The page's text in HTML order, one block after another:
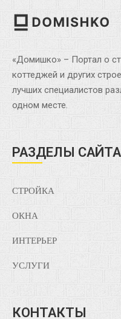
«Домишко» – Портал о
коттеджей и других
лучших специалистов
одном месте.
РАЗДЕЛЫ САЙТА
СТРОЙКА
ОКНА
ИНТЕРЬЕР
УСЛУГИ
КОНТАКТЫ